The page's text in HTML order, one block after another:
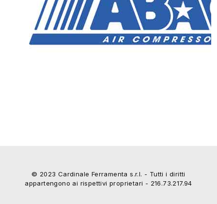
© 2023 Cardinale Ferramenta s.r.l. - Tutti i diritti
appartengono ai rispettivi proprietari - 216.73.217.94